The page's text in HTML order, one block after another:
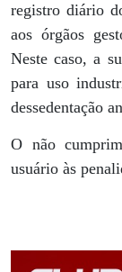
registro diário
aos órgãos
Neste caso, a
para uso
dessedentação
O não
usuário às